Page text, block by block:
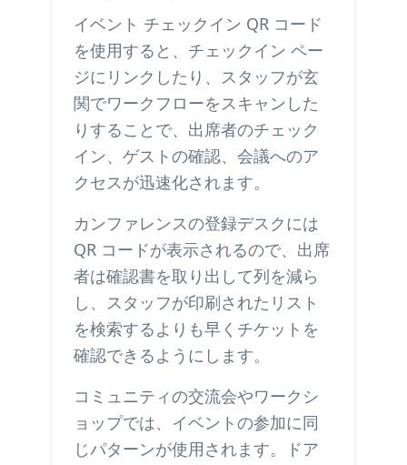
イベント チェックイン QR コード
を使用すると、チェックイン ペー
ジにリンクしたり、スタッフが玄
関でワークフローをスキャンした
りすることで、出席者のチェック
イン、ゲストの確認、会議へのア
クセスが迅速化されます。
カンファレンスの登録デスクには
QR コードが表示されるので、出席
者は確認書を取り出して列を減ら
し、スタッフが印刷されたリスト
を検索するよりも早くチケットを
確認できるようにします。
コミュニティの交流会やワークシ
ョップでは、イベントの参加に同
じパターンが使用されます。ドア